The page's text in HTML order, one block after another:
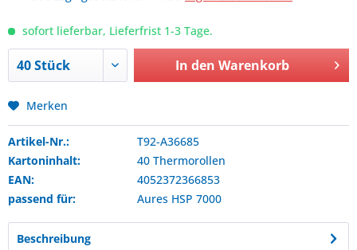
sofort lieferbar, Lieferfrist 1-3 Tage.
In den Warenkorb
Merken
Artikel-Nr.:
T92-A36685
Kartoninhalt:
40 Thermorollen
EAN:
4052372366853
passend für:
Aures HSP 7000
Beschreibung